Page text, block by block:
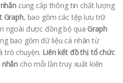
cung cấp thông tin chất lượng
Graph, bao gồm các tệp lưu trữ
ngoài được đồng bộ qua Graph
bao gồm dữ liệu cá nhân từ
trò chuyện. Liên kết đồ thị tổ chức
nhắn cho mỗi lần truy xuất kiến